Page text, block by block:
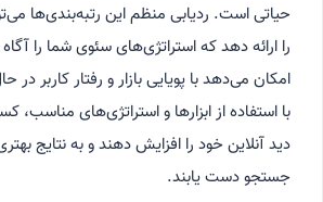
حیاتی است. ردیابی منظم این رتبه‌بندی‌ها
را ارائه دهد که استراتژی‌های سئوی شما را
امکان می‌دهد با پویایی بازار و رفتار کاربر در
با استفاده از ابزارها و استراتژی‌های مناسب،
دید آنلاین خود را افزایش دهند و به نتایج
جستجو دست یابند.